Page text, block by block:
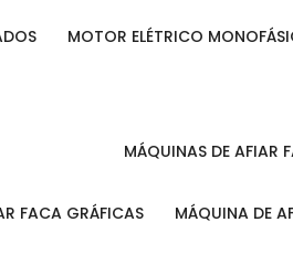
MOTOR ELÉTRICO
MÁQUINAS DE AFIAR
FACA GRÁFICAS MÁQUINA DE